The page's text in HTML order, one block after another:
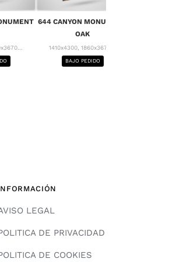
644 CANYON MONUMENT
OAK
1410x4300, 1860x3670...
BAJO PEDIDO
LEGAL
DE PRIVACIDAD
DE COOKIES